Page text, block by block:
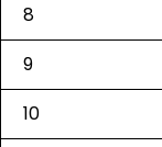
8
9
10